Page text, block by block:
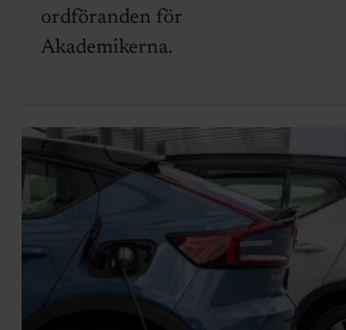
ordföranden för
Akademikerna.